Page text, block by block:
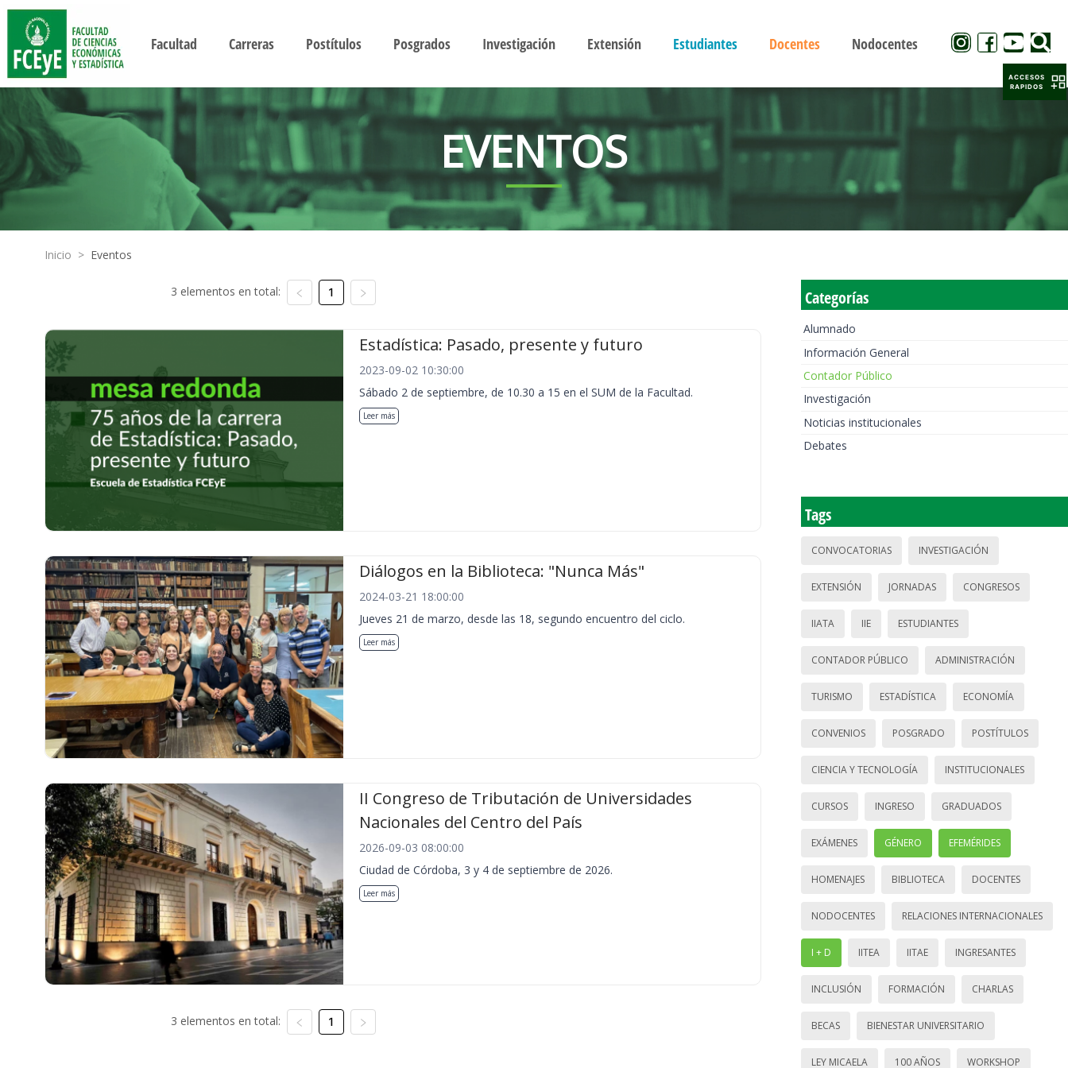
Facultad Carreras Postítulos Posgrados Investigación Extensión Estudiantes Docentes Nodocentes
EVENTOS
Inicio > Eventos
3 elementos en total: 1
Estadística: Pasado, presente y futuro
2023-09-02 10:30:00
Sábado 2 de septiembre, de 10.30 a 15 en el SUM de la Facultad.
Leer más
Diálogos en la Biblioteca: "Nunca Más"
2024-03-21 18:00:00
Jueves 21 de marzo, desde las 18, segundo encuentro del ciclo.
Leer más
II Congreso de Tributación de Universidades
Nacionales del Centro del País
2026-09-03 08:00:00
Ciudad de Córdoba, 3 y 4 de septiembre de 2026.
Leer más
3 elementos en total: 1
Categorías
Alumnado
Información General
Contador Público
Investigación
Noticias institucionales
Debates
Tags
CONVOCATORIAS INVESTIGACIÓN
EXTENSIÓN JORNADAS CONGRESOS
IIATA IIE ESTUDIANTES
CONTADOR PÚBLICO ADMINISTRACIÓN
TURISMO ESTADÍSTICA ECONOMÍA
CONVENIOS POSGRADO POSTÍTULOS
CIENCIA Y TECNOLOGÍA INSTITUCIONALES
CURSOS INGRESO GRADUADOS
EXÁMENES GÉNERO EFEMÉRIDES
HOMENAJES BIBLIOTECA DOCENTES
NODOCENTES RELACIONES INTERNACIONALES
I + D IITEA IITAE INGRESANTES
INCLUSIÓN FORMACIÓN CHARLAS
BECAS BIENESTAR UNIVERSITARIO
LEY MICAELA 100 AÑOS WORKSHOP
ACCESOS
RAPIDOS